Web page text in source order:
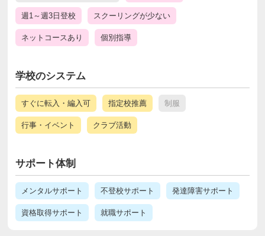
週1～週3日登校 スクーリングが少ない
ネットコースあり 個別指導
学校のシステム
すぐに転入・編入可 指定校推薦 制服
行事・イベント クラブ活動
サポート体制
メンタルサポート 不登校サポート 発達障害サポート
資格取得サポート 就職サポート